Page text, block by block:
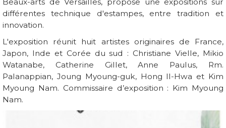
Beaux-arts de Versailles, propose une expositions sur
différentes technique d'estampes, entre tradition et
innovation.
L'exposition réunit huit artistes originaires de France,
Japon, Inde et Corée du sud : Christiane Vielle, Mikio
Watanabe, Catherine Gillet, Anne Paulus, Rm.
Palanappian, Joung Myoung-guk, Hong Il-Hwa et Kim
Myoung Nam. Commissaire d’exposition : Kim Myoung
Nam.